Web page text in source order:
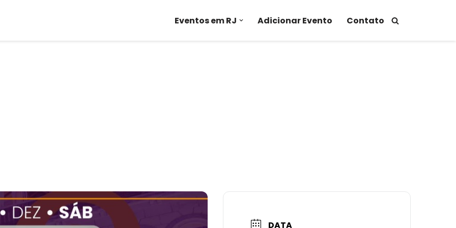
Eventos em RJ Adicionar Evento Contato
DATA